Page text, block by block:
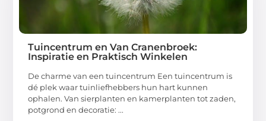
Tuincentrum en Van Cranenbroek:
Inspiratie en Praktisch Winkelen
De charme van een tuincentrum Een tuincentrum is
dé plek waar tuinliefhebbers hun hart kunnen
ophalen. Van sierplanten en kamerplanten tot zaden,
potgrond en decoratie: ...